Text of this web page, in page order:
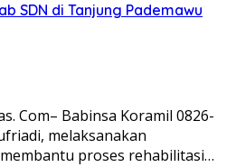
SDN di Tanjung Pademawu
Com– Babinsa Koramil 0826-
melaksanakan
proses rehabilitasi…